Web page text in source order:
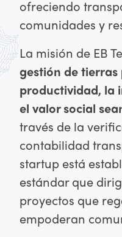
ofreciendo
comunidades y
La misión de EB
gestión de
productividad, la
el valor social
través de la
contabilidad
startup está
estándar que
proyectos que
empoderan